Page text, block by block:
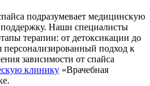
подразумевает медицинскую
Наши специалисты
терапии: от детоксикации до
персонализированный подход к
зависимости от спайса
клинику «Врачебная